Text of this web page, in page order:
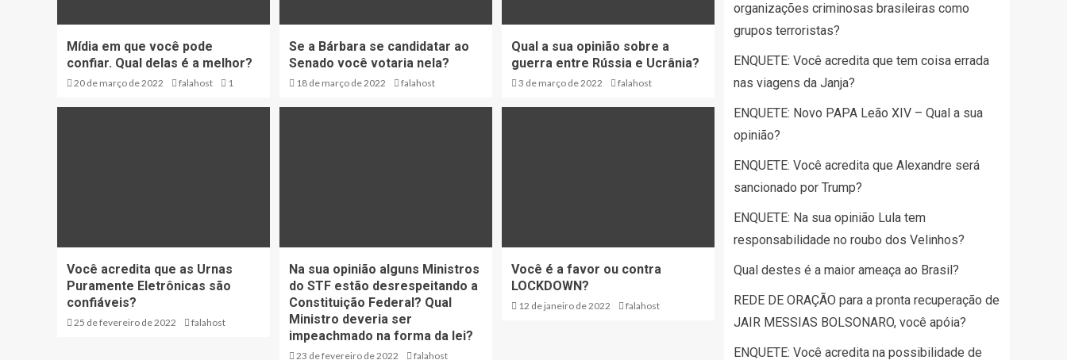
Mídia em que você pode
confiar. Qual delas é a melhor?
20 de março de 2022 falahost 1
Se a Bárbara se candidatar ao
Senado você votaria nela?
18 de março de 2022 falahost
Qual a sua opinião sobre a
guerra entre Rússia e Ucrânia?
3 de março de 2022 falahost
Você acredita que as Urnas
Puramente Eletrônicas são
confiáveis?
25 de fevereiro de 2022 falahost
Na sua opinião alguns Ministros
do STF estão desrespeitando a
Constituição Federal? Qual
Ministro deveria ser
impeachmado na forma da lei?
23 de fevereiro de 2022 falahost
Você é a favor ou contra
LOCKDOWN?
12 de janeiro de 2022 falahost
organizações criminosas brasileiras como
grupos terroristas?
ENQUETE: Você acredita que tem coisa errada
nas viagens da Janja?
ENQUETE: Novo PAPA Leão XIV – Qual a sua
opinião?
ENQUETE: Você acredita que Alexandre será
sancionado por Trump?
ENQUETE: Na sua opinião Lula tem
responsabilidade no roubo dos Velinhos?
Qual destes é a maior ameaça ao Brasil?
REDE DE ORAÇÃO para a pronta recuperação de
JAIR MESSIAS BOLSONARO, você apóia?
ENQUETE: Você acredita na possibilidade de